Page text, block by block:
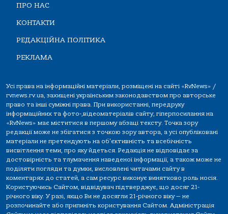
ПРО НАС
КОНТАКТИ
РЕДАКЦІЙНА ПОЛІТИКА
РЕКЛАМА
Усі права на інформаційні матеріали, розміщені на сайті «RvNews» /
rvnews.rv.ua, захищені українським законодавством про авторське
право та інші суміжні права. При використанні, передруку
інформаційних та фото-,відеоматеріалів сайту, гіперпосилання на
«RvNews» має міститися в першому абзаці тексту. Точка зору
редакції може не збігатися з точкою зору автора, а усі опубліковані
матеріали не претендують на об'єктивність та всебічність
висвітлення теми, про яку йдеться. Редакція не відповідає за
достовірність та тлумачення наведеної інформації, а також може не
поділяти погляди та думки, висловлені читачами сайту в
коментарях до статей, а сам ресурс виконує винятково роль носія.
Користуючись Сайтом, відвідувач підтверджує, що досяг 21-
річного віку. У разі, якщо Ви не досягли 21-річного віку — не
розпочинайте або припиніть користування Сайтом. Адміністрація